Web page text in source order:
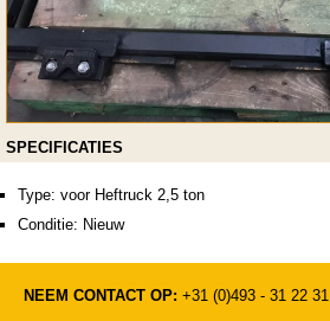
SPECIFICATIES
Type: voor Heftruck 2,5 ton
Conditie: Nieuw
NEEM CONTACT OP: +31 (0)493 - 31 22 31